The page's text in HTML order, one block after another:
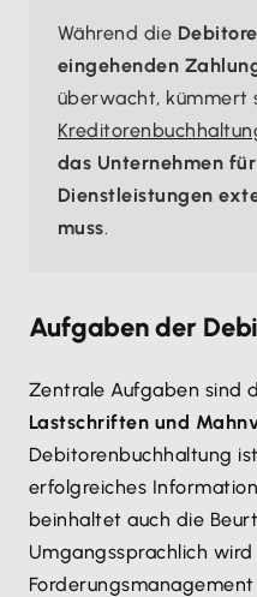
Während die
eingehenden
überwacht, kümmert
das Unternehmen
Dienstleistungen
muss.
Aufgaben der
Zentrale Aufgaben sind
Lastschriften und
Debitorenbuchhaltung
erfolgreiches
beinhaltet auch die
Umgangssprachlich